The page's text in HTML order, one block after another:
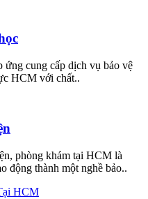
cung cấp dịch vụ bảo vệ
HCM với chất..
phòng khám tại HCM là
động thành một nghề bảo..